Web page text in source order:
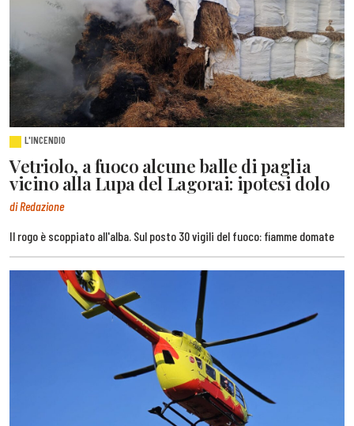
L'INCENDIO
Vetriolo, a fuoco alcune balle di paglia
vicino alla Lupa del Lagorai: ipotesi dolo
di Redazione
Il rogo è scoppiato all'alba. Sul posto 30 vigili del fuoco: fiamme domate